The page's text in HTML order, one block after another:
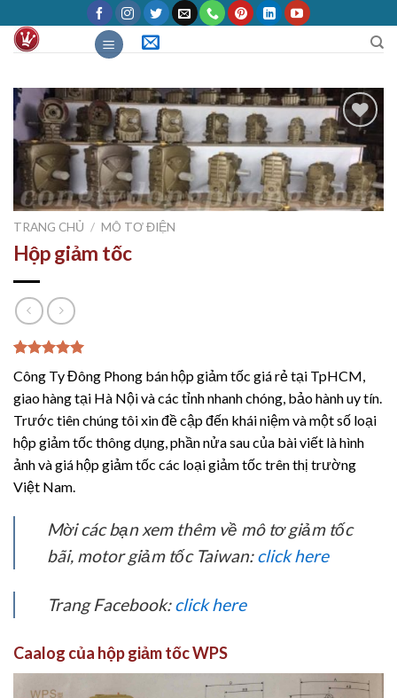
content
Add to
Wishlist
TRANG CHỦ / MÔ TƠ ĐIỆN
Hộp giảm tốc
trên 5
dựa trên
đánh giá
Công Ty Đông Phong bán hộp giảm tốc giá rẻ tại TpHCM,
giao hàng tại Hà Nội và các tỉnh nhanh chóng, bảo hành uy tín.
Trước tiên chúng tôi xin đề cập đến khái niệm và một số loại
hộp giảm tốc thông dụng, phần nửa sau của bài viết là hình
ảnh và giá hộp giảm tốc các loại giảm tốc trên thị trường
Việt Nam.
Mời các bạn xem thêm về mô tơ giảm tốc
bãi, motor giảm tốc Taiwan:click here
Trang Facebook:click here
Caalog của hộp giảm tốc WPS